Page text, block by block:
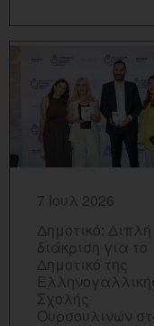
7 Ιουλ 2026
Δημοτικό: Διπλή
διάκριση για το
Δημοτικό της
Σχολής
Ουρσουλινών